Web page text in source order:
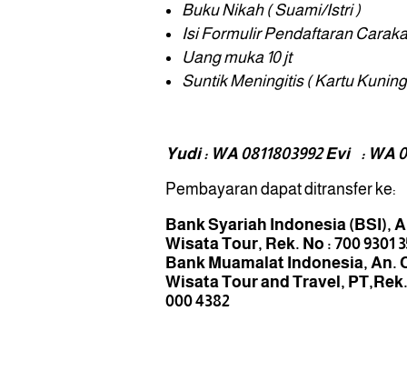
Buku Nikah ( Suami/Istri )
Isi Formulir Pendaftaran Caraka
Uang muka 10 jt
Suntik Meningitis ( Kartu
Yudi : WA 0811803992 Evi : WA
Pembayaran dapat ditransfer ke:
Bank Syariah Indonesia (BSI),
Wisata Tour, Rek. No : 700 9301
Bank Muamalat Indonesia, An.
Wisata Tour and Travel, PT,
000 4382